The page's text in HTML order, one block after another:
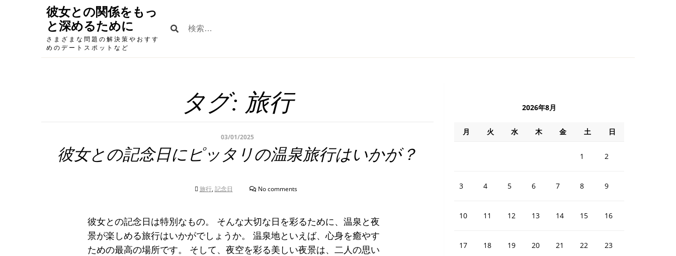
彼女との関係をもっ
と深めるために
さまざまな問題の解決策やおすす
めのデートスポットなど
検
タグ: 旅行
03/01/2025
彼女との記念日にピッタリの温泉旅行はいかが？
旅行, 記念日 No comments
彼女との記念日は特別なもの。 そんな大切な日を彩るために、温泉と夜
景が楽しめる旅行はいかがでしょうか。 温泉地といえば、心身を癒やす
ための最高の場所です。 そして、夜空を彩る美しい夜景は、二人の思い
2026年8月
月 火 水 木 金 土 日
1 2
3 4 5 6 7 8 9
10 11 12 13 14 15 16
17 18 19 20 21 22 23